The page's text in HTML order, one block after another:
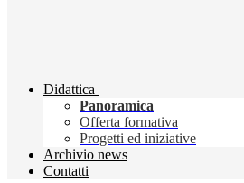
Didattica
Panoramica
Offerta formativa
Progetti ed iniziative
Archivio news
Contatti